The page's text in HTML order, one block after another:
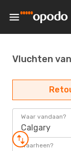
Vluchten
Waar vandaan?
Calgary
Waarheen?